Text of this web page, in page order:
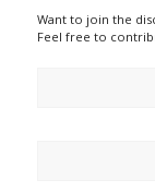
Want to join the
Feel free to